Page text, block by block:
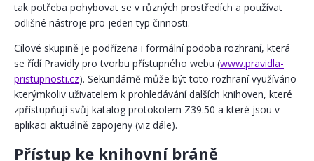
tak potřeba pohybovat se v různých prostředích a používat
odlišné nástroje pro jeden typ činnosti.
Cílové skupině je podřízena i formální podoba rozhraní, která
se řídí Pravidly pro tvorbu přístupného webu (www.pravidla-
pristupnosti.cz). Sekundárně může být toto rozhraní využíváno
kterýmkoliv uživatelem k prohledávání dalších knihoven, které
zpřístupňují svůj katalog protokolem Z39.50 a které jsou v
aplikaci aktuálně zapojeny (viz dále).
Přístup ke knihovní bráně